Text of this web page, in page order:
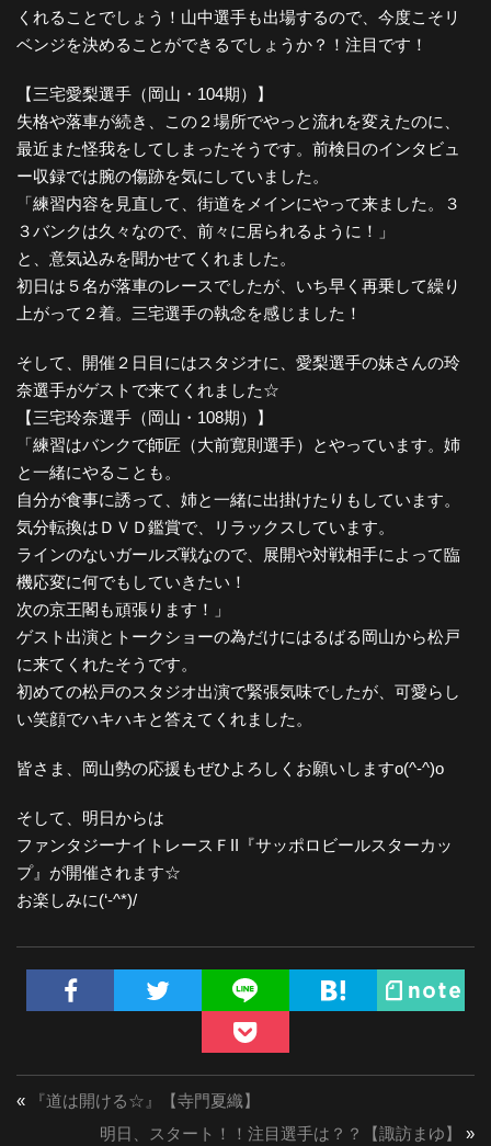
くれることでしょう！山中選手も出場するので、今度こそリ
ベンジを決めることができるでしょうか？！注目です！
【三宅愛梨選手（岡山・104期）】
失格や落車が続き、この２場所でやっと流れを変えたのに、
最近また怪我をしてしまったそうです。前検日のインタビュ
ー収録では腕の傷跡を気にしていました。
「練習内容を見直して、街道をメインにやって来ました。３
３バンクは久々なので、前々に居られるように！」
と、意気込みを聞かせてくれました。
初日は５名が落車のレースでしたが、いち早く再乗して繰り
上がって２着。三宅選手の執念を感じました！
そして、開催２日目にはスタジオに、愛梨選手の妹さんの玲
奈選手がゲストで来てくれました☆
【三宅玲奈選手（岡山・108期）】
「練習はバンクで師匠（大前寛則選手）とやっています。姉
と一緒にやることも。
自分が食事に誘って、姉と一緒に出掛けたりもしています。
気分転換はＤＶＤ鑑賞で、リラックスしています。
ラインのないガールズ戦なので、展開や対戦相手によって臨
機応変に何でもしていきたい！
次の京王閣も頑張ります！」
ゲスト出演とトークショーの為だけにはるばる岡山から松戸
に来てくれたそうです。
初めての松戸のスタジオ出演で緊張気味でしたが、可愛らし
い笑顔でハキハキと答えてくれました。
皆さま、岡山勢の応援もぜひよろしくお願いしますo(^-^)o
そして、明日からは
ファンタジーナイトレースＦII『サッポロビールスターカッ
プ』が開催されます☆
お楽しみに(‘-^*)/
«
『道は開ける☆』【寺門夏織】
明日、スタート！！注目選手は？？【諏訪まゆ】
»